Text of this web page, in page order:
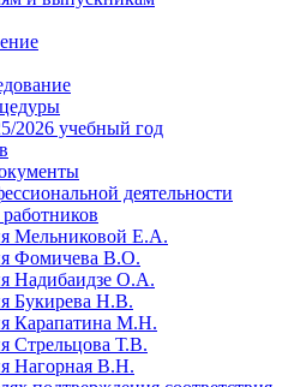
2026 учебный год
деятельности
Мельниковой Е.А.
Фомичева В.О.
Надибаидзе О.А.
Букирева Н.В.
Карапатина М.Н.
Стрельцова Т.В.
Нагорная В.Н.